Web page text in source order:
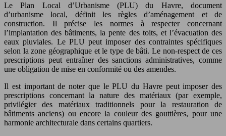
Le Plan Local d’Urbanisme (PLU) du Havre, document
d’urbanisme local, définit les règles d’aménagement et de
construction. Il précise les normes à respecter concernant
l’implantation des bâtiments, la pente des toits, et l’évacuation des
eaux pluviales. Le PLU peut imposer des contraintes spécifiques
selon la zone géographique et le type de bâti. Le non-respect de ces
prescriptions peut entraîner des sanctions administratives, comme
une obligation de mise en conformité ou des amendes.
Il est important de noter que le PLU du Havre peut imposer des
prescriptions concernant la nature des matériaux (par exemple,
privilégier des matériaux traditionnels pour la restauration de
bâtiments anciens) ou encore la couleur des gouttières, pour une
harmonie architecturale dans certains quartiers.